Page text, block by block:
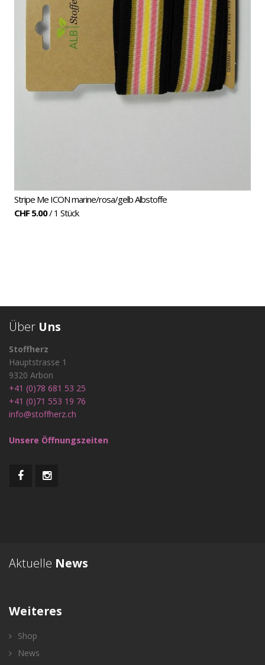
Stripe Me ICON marine/rosa/gelb Albstoffe
CHF 5.00/ 1 Stück
Über Uns
Stoffherz
Hauptstrasse 1
9320 Arbon
+41 (0)78 681 53 25
+41 (0)71 553 19 76
info@stoffherz.ch
Unsere Öffnungszeiten
Aktuelle News
Weiteres
Shop
News